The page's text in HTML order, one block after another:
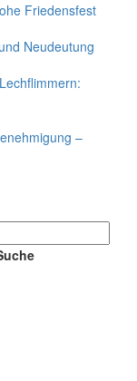
Friedensfest
Neudeutung
–